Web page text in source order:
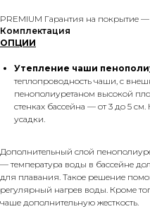
PREMIUM Гарантия на покрытие —
Комплектация
ОПЦИИ
Утепление чаши
теплопроводность чаши, с
пенополиуретаном высокой
стенках бассейна — от 3 до 5
усадки.
Дополнительный слой
— температура воды в бассейне
для плавания. Такое решение
регулярный нагрев воды. Кроме
чаше дополнительную жесткость.